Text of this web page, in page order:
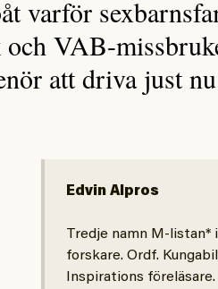
varför
VAB-
att driva just
Edvin Alpros
Tredje namn M-listan*
forskare. Ordf.
Inspirations